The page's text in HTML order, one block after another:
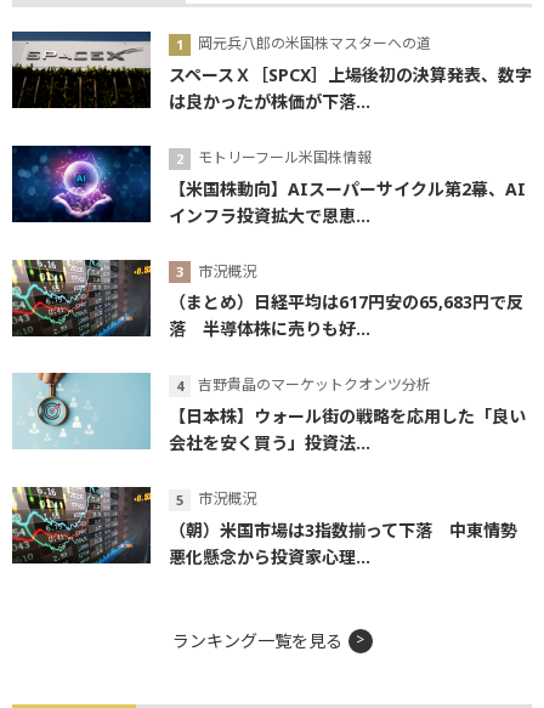
岡元兵八郎の米国株マスターへの道
スペースＸ［SPCX］上場後初の決算発表、数字
は良かったが株価が下落...
モトリーフール米国株情報
【米国株動向】AIスーパーサイクル第2幕、AI
インフラ投資拡大で恩恵...
市況概況
（まとめ）日経平均は617円安の65,683円で反
落 半導体株に売りも好...
吉野貴晶のマーケットクオンツ分析
【日本株】ウォール街の戦略を応用した「良い
会社を安く買う」投資法...
市況概況
（朝）米国市場は3指数揃って下落 中東情勢
悪化懸念から投資家心理...
ランキング一覧を見る